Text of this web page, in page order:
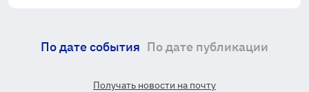
По дате события По дате публикации
Получать новости на почту